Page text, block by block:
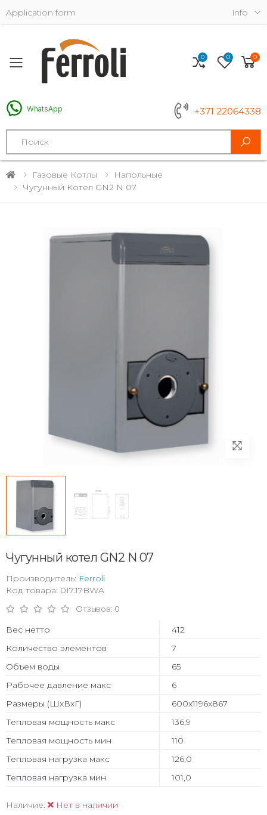
Application form Info
Toggle mobile menu
WhatsApp +371 22064338
Search
0 0 0
Газовые Котлы
Напольные
Чугунный Котел GN2 N 07
Чугунный котел GN2 N 07
Производитель: Ferroli
Код товара: 0I7J7BWA
Отзывов: 0
Вес нетто
412
Количество элементов
7
Объем воды
65
Рабочее давление макс
6
Размеры (ШхВхГ)
600x1196x867
Тепловая мощность макс
136,9
Тепловая мощность мин
110
Тепловая нагрузка макс
126,0
Тепловая нагрузка мин
101,0
Наличие: Нет в наличии